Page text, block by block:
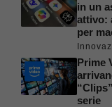
in un
attivo:
per
Prime
serie